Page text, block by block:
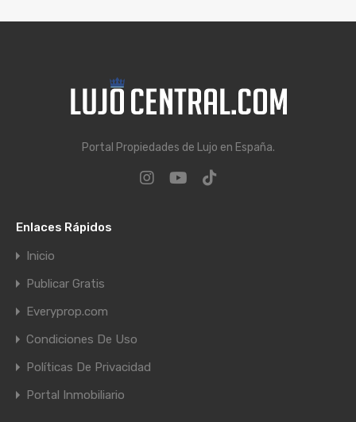
Portal Propiedades de Lujo en España.
Enlaces Rápidos
Inicio
Publicar Gratis
Everyprop.com
Condiciones De Uso
Políticas De Privacidad
Portal Inmobiliario